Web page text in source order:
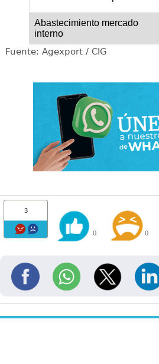
Abastecimiento mercado
interno
Fuente: Agexport / CIG
3
0 0